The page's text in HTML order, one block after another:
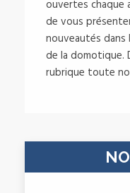
ouvertes chaque
de vous
nouveautés dans
de la domotique.
rubrique toute